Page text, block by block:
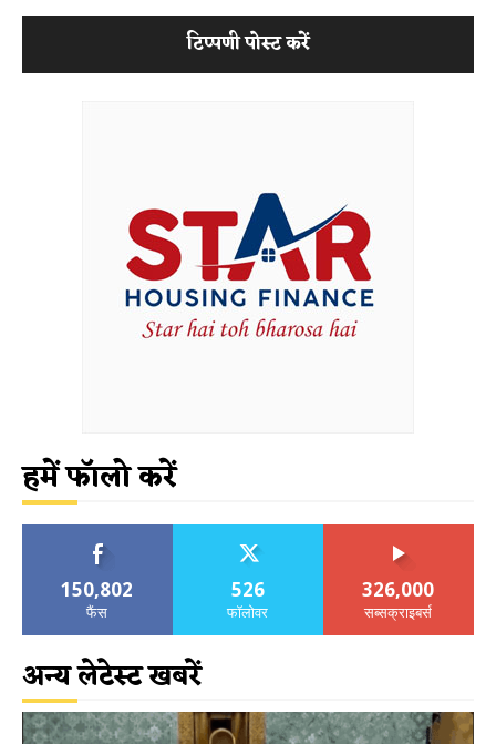
हमें फॉलो करें
150,802
फैंस
526
फॉलोवर
326,000
सब्सक्राइबर्स
अन्य लेटेस्ट खबरें